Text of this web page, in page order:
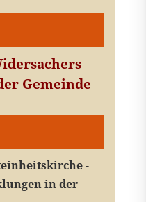
Gemeinde
-
in der